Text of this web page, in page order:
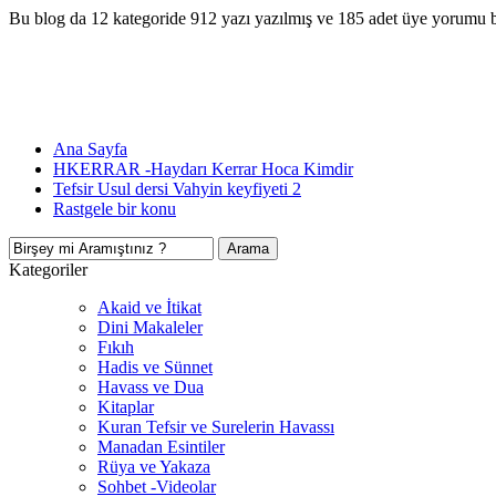
Bu blog da 12 kategoride 912 yazı yazılmış ve 185 adet üye yorumu
Ana Sayfa
HKERRAR -Haydarı Kerrar Hoca Kimdir
Tefsir Usul dersi Vahyin keyfiyeti 2
Rastgele bir konu
Kategoriler
Akaid ve İtikat
Dini Makaleler
Fıkıh
Hadis ve Sünnet
Havass ve Dua
Kitaplar
Kuran Tefsir ve Surelerin Havassı
Manadan Esintiler
Rüya ve Yakaza
Sohbet -Videolar